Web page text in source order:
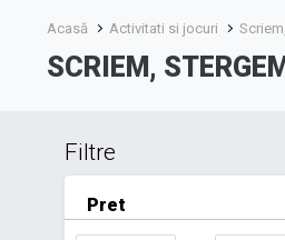
Acasă Activitati si jocuri
SCRIEM,
Filtre
Pret